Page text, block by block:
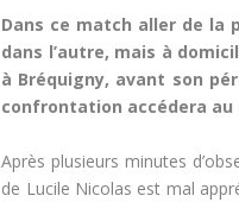
Dans ce match aller de la
dans l’autre, mais à
à Bréquigny, avant son
confrontation accédera au
Après plusieurs minutes
de Lucile Nicolas est mal